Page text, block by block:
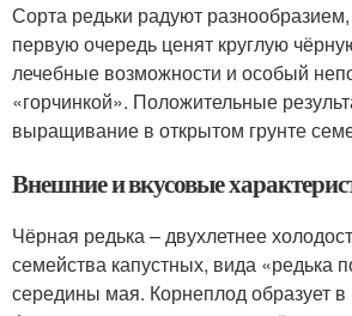
Сорта редьки радуют
первую очередь ценят круглую
лечебные возможности и особый
«горчинкой». Положительные
выращивание в открытом грунте
Внешние и вкусовые
Чёрная редька – двухлетнее
семейства капустных, вида «редька
середины мая. Корнеплод образует